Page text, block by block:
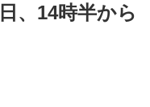
、14時半から